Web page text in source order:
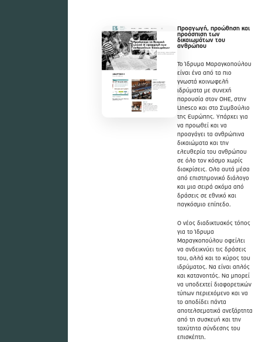
Προαγωγή, προώθηση και
προάσπιση των
δικαιωμάτων του
ανθρώπου
Το Ίδρυμα Μαραγκοπούλου
είναι ένα από τα πιο
γνωστά κοινωφελή
ιδρύματα με συνεχή
παρουσία στον ΟΗΕ, στην
Unesco και στο Συμβούλιο
της Ευρώπης. Υπάρχει για
να προωθεί και να
προαγάγει τα ανθρώπινα
δικαιώματα και την
ελευθερία του ανθρώπου
σε όλο τον κόσμο χωρίς
διακρίσεις. Ολα αυτά μέσα
από επιστημονικό διάλογο
και μια σειρά ακόμα από
δράσεις σε εθνικό και
παγκόσμιο επίπεδο.
Ο νέος διαδικτυακός τόπος
για το Ίδρυμα
Μαραγκοπούλου οφείλει
να ανδεικνύει τις δράσεις
του, αλλά και το κύρος του
ιδρύματος. Να είναι απλός
και κατανοητός. Να μπορεί
να υποδεχτεί διαφορετικών
τύπων περιεχόμενο και να
το αποδίδει πάντα
αποτελσεματικά ανεξάρτητα
από τη συσκευή και την
ταχύτητα σύνδεσης του
επισκέπτη.